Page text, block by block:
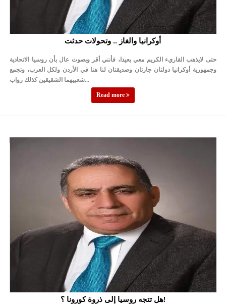
الملك يلتقي مجموعة من رفاق السلاح
الملك يتلقى اتصالا هاتفيا من العاهل البحريني
القاضي محمود أحمد فريحات.. مبارك ومزيدا من التوفيق
عارف بيك فريحات.. مبارك وبكم تزهو المناصب
أوكرانيا والغاز .. وتحولات حدثت
حتى لايذهب القاريء الكريم معي بعيدا، فأنني أقر وبصوت عال بأن روسيا الاتحادية
وجمهورية أوكرانيا دولتان جارتان وصديقتان لنا هنا في الأردن ولكل العرب، وتجمع
شعبيهما الشقيقين كذلك رواب...
Read more
هل تتجه روسيا إلى ذروة كورونا ؟!